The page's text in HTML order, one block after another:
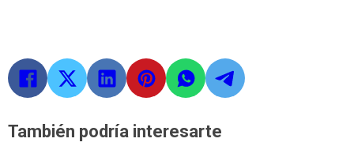
También podría interesarte